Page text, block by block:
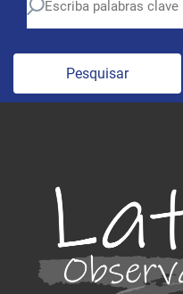
Pesquisar